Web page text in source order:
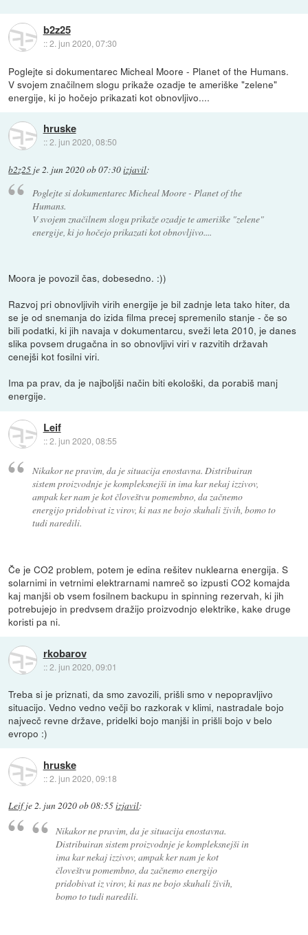
b2z25
::2. jun 2020, 07:30
Poglejte si dokumentarec Micheal Moore - Planet of the Humans.
V svojem značilnem slogu prikaže ozadje te ameriške "zelene"
energije, ki jo hočejo prikazati kot obnovljivo....
hruske
::2. jun 2020, 08:50
b2z25 je2. jun 2020 ob 07:30izjavil:
Poglejte si dokumentarec Micheal Moore - Planet of the
Humans.
V svojem značilnem slogu prikaže ozadje te ameriške "zelene"
energije, ki jo hočejo prikazati kot obnovljivo....
Moora je povozil čas, dobesedno. :))
Razvoj pri obnovljivih virih energije je bil zadnje leta tako hiter, da
se je od snemanja do izida filma precej spremenilo stanje - če so
bili podatki, ki jih navaja v dokumentarcu, sveži leta 2010, je danes
slika povsem drugačna in so obnovljivi viri v razvitih državah
cenejši kot fosilni viri.
Ima pa prav, da je najboljši način biti ekološki, da porabiš manj
energije.
Leif
::2. jun 2020, 08:55
Nikakor ne pravim, da je situacija enostavna. Distribuiran
sistem proizvodnje je kompleksnejši in ima kar nekaj izzivov,
ampak ker nam je kot človeštvu pomembno, da začnemo
energijo pridobivat iz virov, ki nas ne bojo skuhali živih, bomo to
tudi naredili.
Če je CO2 problem, potem je edina rešitev nuklearna energija. S
solarnimi in vetrnimi elektrarnami namreč so izpusti CO2 komajda
kaj manjši ob vsem fosilnem backupu in spinning rezervah, ki jih
potrebujejo in predvsem dražijo proizvodnjo elektrike, kake druge
koristi pa ni.
rkobarov
::2. jun 2020, 09:01
Treba si je priznati, da smo zavozili, prišli smo v nepopravljivo
situacijo. Vedno vedno večji bo razkorak v klimi, nastradale bojo
najvecč revne države, pridelki bojo manjši in prišli bojo v belo
evropo :)
hruske
::2. jun 2020, 09:18
Leifje2. jun 2020 ob 08:55izjavil:
Nikakor ne pravim, da je situacija enostavna.
Distribuiran sistem proizvodnje je kompleksnejši in
ima kar nekaj izzivov, ampak ker nam je kot
človeštvu pomembno, da začnemo energijo
pridobivat iz virov, ki nas ne bojo skuhali živih,
bomo to tudi naredili.